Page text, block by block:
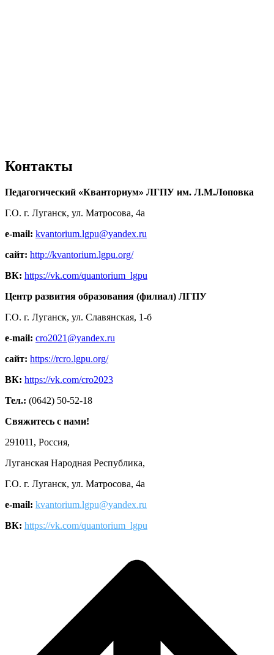
Контакты
Педагогический «Кванториум» ЛГПУ им. Л.М.Лоповка
Г.О. г. Луганск, ул. Матросова, 4а
e-mail: kvantorium.lgpu@yandex.ru
сайт: http://kvantorium.lgpu.org/
ВК: https://vk.com/quantorium_lgpu
Центр развития образования (филиал) ЛГПУ
Г.О. г. Луганск, ул. Славянская, 1-б
e-mail: cro2021@yandex.ru
сайт: https://rcro.lgpu.org/
ВК: https://vk.com/cro2023
Тел.: (0642) 50-52-18
Свяжитесь с нами!
291011, Россия,
Луганская Народная Республика,
Г.О. г. Луганск, ул. Матросова, 4а
e-mail: kvantorium.lgpu@yandex.ru
ВК: https://vk.com/quantorium_lgpu